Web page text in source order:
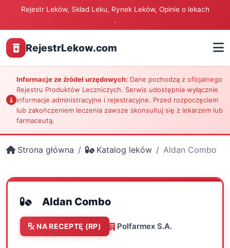
Rejestr Leków, Skład Leku, Rynek Leków, Opinie o lekach
.
RejestrLekow.com
Informacje ze źródeł urzędowych: Dane pochodzą z oficjalnego
Rejestru Produktów Leczniczych. Serwis udostępnia wyłącznie
informacje administracyjne i rejestracyjne. Przed rozpoczęciem
lub zakończeniem leczenia zawsze skonsultuj się z lekarzem lub
farmaceutą.
Strona główna Katalog leków Aldan Combo
Aldan Combo
NA RECEPTĘ (RP) Polfarmex S.A.